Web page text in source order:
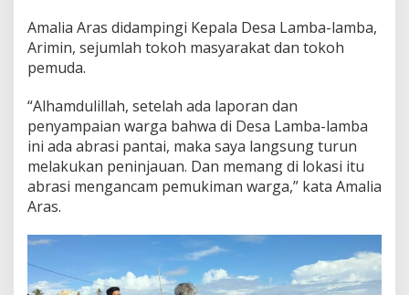
e
s
m
b
a
-
a
a
Amalia Aras didampingi Kepala Desa Lamba-lamba,
Arimin, sejumlah tokoh masyarakat dan tokoh
pemuda.
“Alhamdulillah, setelah ada laporan dan
penyampaian warga bahwa di Desa Lamba-lamba
ini ada abrasi pantai, maka saya langsung turun
melakukan peninjauan. Dan memang di lokasi itu
abrasi mengancam pemukiman warga,” kata Amalia
Aras.